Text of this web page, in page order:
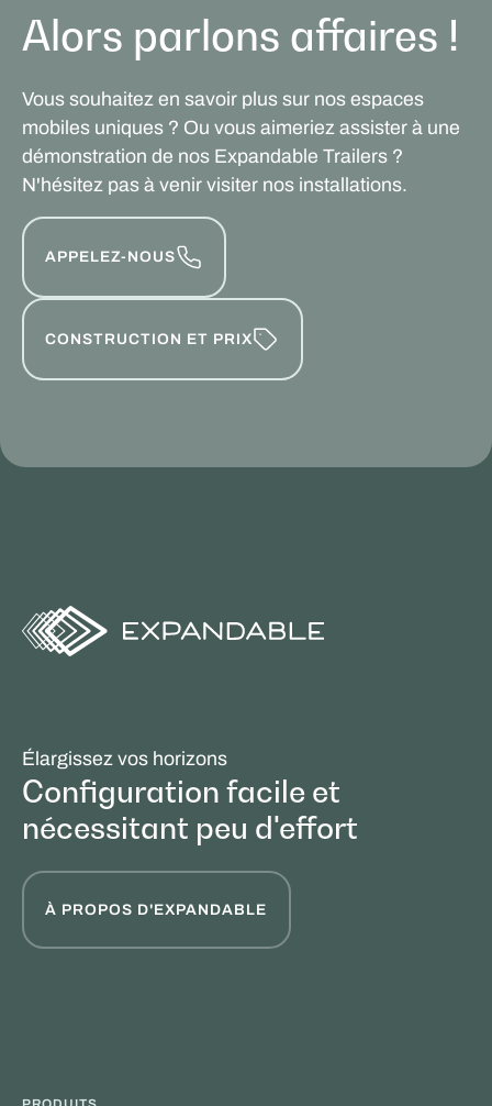
Alors parlons affaires !
Vous souhaitez en savoir plus sur nos espaces
mobiles uniques ? Ou vous aimeriez assister à une
démonstration de nos Expandable Trailers ?
N'hésitez pas à venir visiter nos installations.
APPELEZ-NOUS
CONSTRUCTION ET PRIX
Élargissez vos horizons
Configuration facile et
nécessitant peu d'effort
À PROPOS D'EXPANDABLE